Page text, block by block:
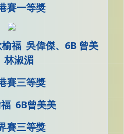
賽一等獎
福 吳偉傑、6B 曾美
林淑湄
賽三等獎
6B曾美美
賽三等獎